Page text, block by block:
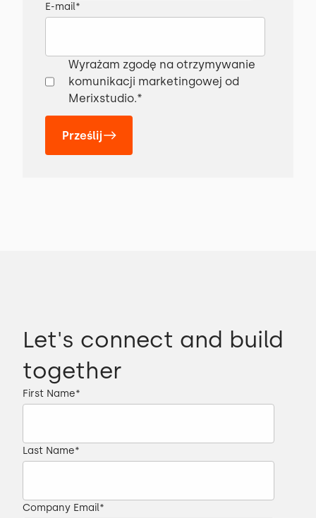
E-mail*
Wyrażam zgodę na otrzymywanie
komunikacji marketingowej od
Merixstudio.*
Let's connect and build
together
First Name*
Last Name*
Company Email*